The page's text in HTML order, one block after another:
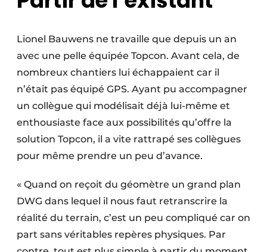
Lionel Bauwens ne travaille que depuis un an
avec une pelle équipée Topcon. Avant cela, de
nombreux chantiers lui échappaient car il
n’était pas équipé GPS. Ayant pu accompagner
un collègue qui modélisait déjà lui-même et
enthousiaste face aux possibilités qu’offre la
solution Topcon, il a vite rattrapé ses collègues
pour même prendre un peu d’avance.
« Quand on reçoit du géomètre un grand plan
DWG dans lequel il nous faut retranscrire la
réalité du terrain, c’est un peu compliqué car on
part sans véritables repères physiques. Par